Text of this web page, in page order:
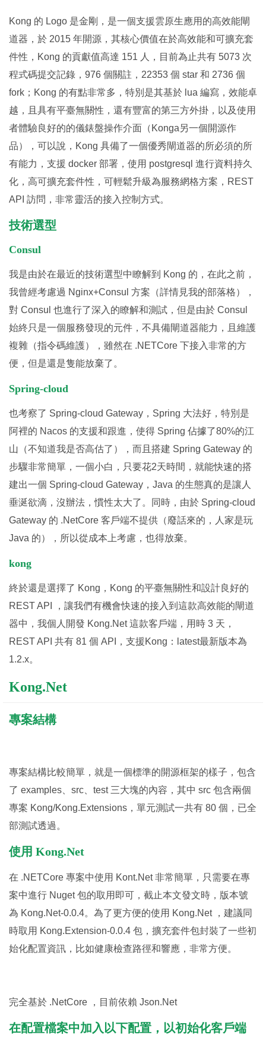
Kong 的 Logo 是金剛，是一個支援雲原生應用的高效能閘
道器，於 2015 年開源，其核心價值在於高效能和可擴充套
件性，Kong 的貢獻值高達 151 人，目前為止共有 5073 次
程式碼提交記錄，976 個關註，22353 個 star 和 2736 個
fork；Kong 的有點非常多，特別是其基於 lua 編寫，效能卓
越，且具有平臺無關性，還有豐富的第三方外掛，以及使用
者體驗良好的的儀錶盤操作介面（Konga另一個開源作
品），可以說，Kong 具備了一個優秀閘道器的所必須的所
有能力，支援 docker 部署，使用 postgresql 進行資料持久
化，高可擴充套件性，可輕鬆升級為服務網格方案，REST
API 訪問，非常靈活的接入控制方式。
技術選型
Consul
我是由於在最近的技術選型中瞭解到 Kong 的，在此之前，
我曾經考慮過 Nginx+Consul 方案（詳情見我的部落格），
對 Consul 也進行了深入的瞭解和測試，但是由於 Consul
始終只是一個服務發現的元件，不具備閘道器能力，且維護
複雜（指令碼維護），雖然在 .NETCore 下接入非常的方
便，但是還是隻能放棄了。
Spring-cloud
也考察了 Spring-cloud Gateway，Spring 大法好，特別是
阿裡的 Nacos 的支援和跟進，使得 Spring 佔據了80%的江
山（不知道我是否高估了），而且搭建 Spring Gateway 的
步驟非常簡單，一個小白，只要花2天時間，就能快速的搭
建出一個 Spring-cloud Gateway，Java 的生態真的是讓人
垂涎欲滴，沒辦法，慣性太大了。同時，由於 Spring-cloud
Gateway 的 .NetCore 客戶端不提供（廢話來的，人家是玩
Java 的），所以從成本上考慮，也得放棄。
kong
終於還是選擇了 Kong，Kong 的平臺無關性和設計良好的
REST API ，讓我們有機會快速的接入到這款高效能的閘道
器中，我個人開發 Kong.Net 這款客戶端，用時 3 天，
REST API 共有 81 個 API，支援Kong：latest最新版本為
1.2.x。
Kong.Net
專案結構
專案結構比較簡單，就是一個標準的開源框架的樣子，包含
了 examples、src、test 三大塊的內容，其中 src 包含兩個
專案 Kong/Kong.Extensions，單元測試一共有 80 個，已全
部測試透過。
使用 Kong.Net
在 .NETCore 專案中使用 Kont.Net 非常簡單，只需要在專
案中進行 Nuget 包的取用即可，截止本文發文時，版本號
為 Kong.Net-0.0.4。為了更方便的使用 Kong.Net ，建議同
時取用 Kong.Extension-0.0.4 包，擴充套件包封裝了一些初
始化配置資訊，比如健康檢查路徑和響應，非常方便。
完全基於 .NetCore ，目前依賴 Json.Net
在配置檔案中加入以下配置，以初始化客戶端